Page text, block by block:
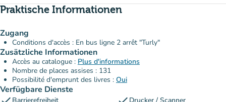
Praktische Informationen
Zugang
Conditions d'accès : En bus ligne 2 arrêt "Turly"
Zusätzliche Informationen
Accès au catalogue : Plus d'informations
Nombre de places assises : 131
Possibilité d'emprunt des livres : Oui
Verfügbare Dienste